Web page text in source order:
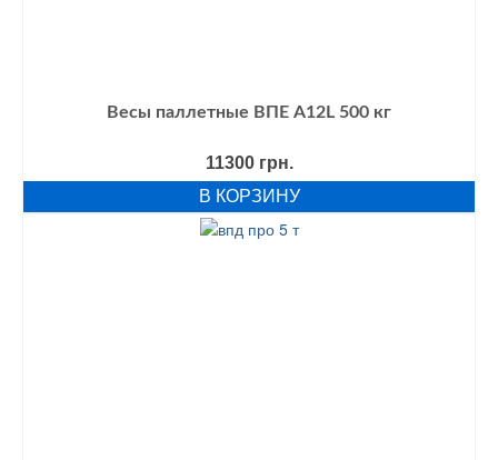
Весы паллетные ВПЕ А12L 500 кг
11300 грн.
В КОРЗИНУ